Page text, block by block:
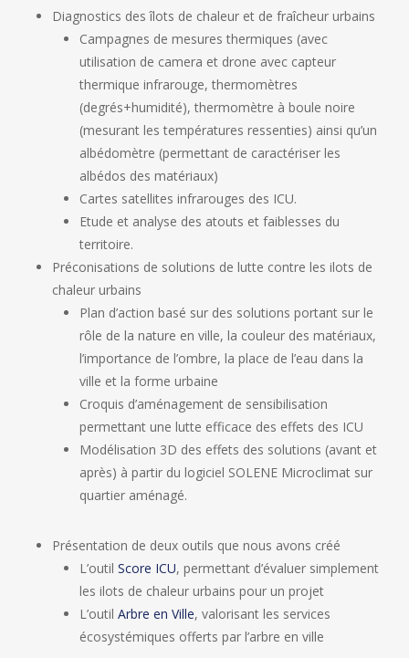
Diagnostics des îlots de chaleur et de fraîcheur urbains
Campagnes de mesures thermiques (avec
utilisation de camera et drone avec capteur
thermique infrarouge, thermomètres
(degrés+humidité), thermomètre à boule noire
(mesurant les températures ressenties) ainsi qu’un
albédomètre (permettant de caractériser les
albédos des matériaux)
Cartes satellites infrarouges des ICU.
Etude et analyse des atouts et faiblesses du
territoire.
Préconisations de solutions de lutte contre les ilots de
chaleur urbains
Plan d’action basé sur des solutions portant sur le
rôle de la nature en ville, la couleur des matériaux,
l’importance de l’ombre, la place de l’eau dans la
ville et la forme urbaine
Croquis d’aménagement de sensibilisation
permettant une lutte efficace des effets des ICU
Modélisation 3D des effets des solutions (avant et
après) à partir du logiciel SOLENE Microclimat sur
quartier aménagé.
Présentation de deux outils que nous avons créé
L’outil Score ICU, permettant d’évaluer simplement
les ilots de chaleur urbains pour un projet
L’outil Arbre en Ville, valorisant les services
écosystémiques offerts par l’arbre en ville